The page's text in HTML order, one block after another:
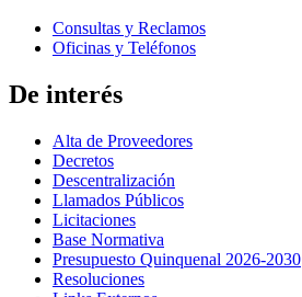
Consultas y Reclamos
Oficinas y Teléfonos
De interés
Alta de Proveedores
Decretos
Descentralización
Llamados Públicos
Licitaciones
Base Normativa
Presupuesto Quinquenal 2026-2030
Resoluciones